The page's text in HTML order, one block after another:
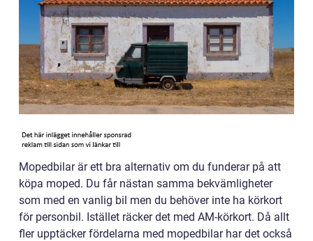
Mopedbilar är ett bra alternativ om du funderar på att
köpa moped. Du får nästan samma bekvämligheter
som med en vanlig bil men du behöver inte ha körkort
för personbil. Istället räcker det med AM-körkort. Då allt
fler upptäcker fördelarna med mopedbilar har det också